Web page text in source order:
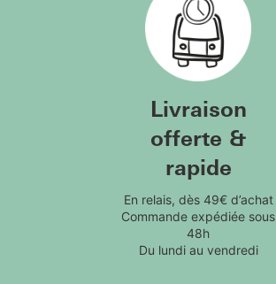
Livraison
offerte &
rapide
En relais, dès 49€ d’achat
Commande expédiée sous
48h
Du lundi au vendredi